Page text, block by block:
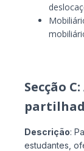
Secção
Descrição:
estudantes,